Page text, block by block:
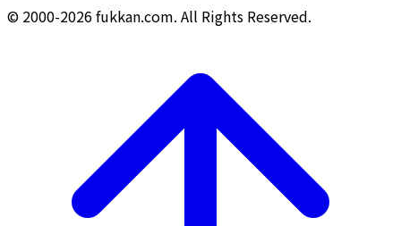
© 2000-2026 fukkan.com. All Rights Reserved.